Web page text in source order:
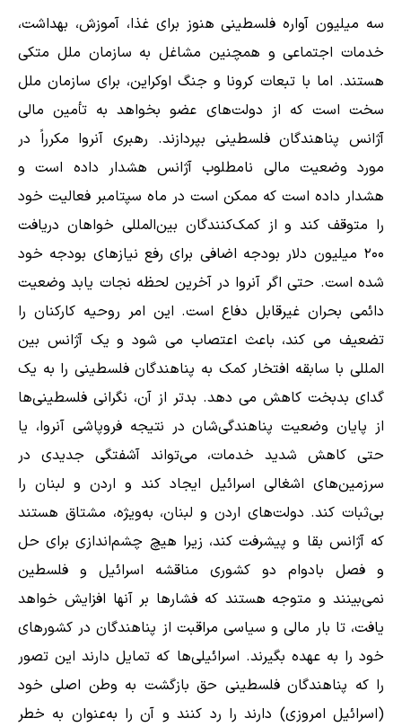
سه میلیون آواره فلسطینی هنوز برای غذا، آموزش، بهداشت،
خدمات اجتماعی و همچنین مشاغل به سازمان ملل متکی
هستند. اما با تبعات کرونا و جنگ اوکراین، برای سازمان ملل
سخت است که از دولت‌های عضو بخواهد به تأمین مالی
آژانس پناهندگان فلسطینی بپردازند. رهبری آنروا مکرراً در
مورد وضعیت مالی نامطلوب آژانس هشدار داده است و
هشدار داده است که ممکن است در ماه سپتامبر فعالیت خود
را متوقف کند و از کمک‌کنندگان بین‌المللی خواهان دریافت
۲۰۰ میلیون دلار بودجه اضافی برای رفع نیازهای بودجه خود
شده است. حتی اگر آنروا در آخرین لحظه نجات یابد وضعیت
دائمی بحران غیرقابل دفاع است. این امر روحیه کارکنان را
تضعیف می کند، باعث اعتصاب می شود و یک آژانس بین
المللی با سابقه افتخار کمک به پناهندگان فلسطینی را به یک
گدای بدبخت کاهش می دهد. بدتر از آن، نگرانی فلسطینی‌ها
از پایان وضعیت پناهندگی‌شان در نتیجه فروپاشی آنروا، یا
حتی کاهش شدید خدمات، می‌تواند آشفتگی جدیدی در
سرزمین‌های اشغالی اسرائیل ایجاد کند و اردن و لبنان را
بی‌ثبات کند. دولت‌های اردن و لبنان، به‌ویژه، مشتاق هستند
که آژانس بقا و پیشرفت کند، زیرا هیچ چشم‌اندازی برای حل
و فصل بادوام دو کشوری مناقشه اسرائیل و فلسطین
نمی‌بینند و متوجه هستند که فشارها بر آنها افزایش خواهد
یافت، تا بار مالی و سیاسی مراقبت از پناهندگان در کشورهای
خود را به عهده بگیرند. اسرائیلی‌ها که تمایل دارند این تصور
را که پناهندگان فلسطینی حق بازگشت به وطن اصلی خود
(اسرائیل امروزی) دارند را رد کنند و آن را به‌عنوان به خطر